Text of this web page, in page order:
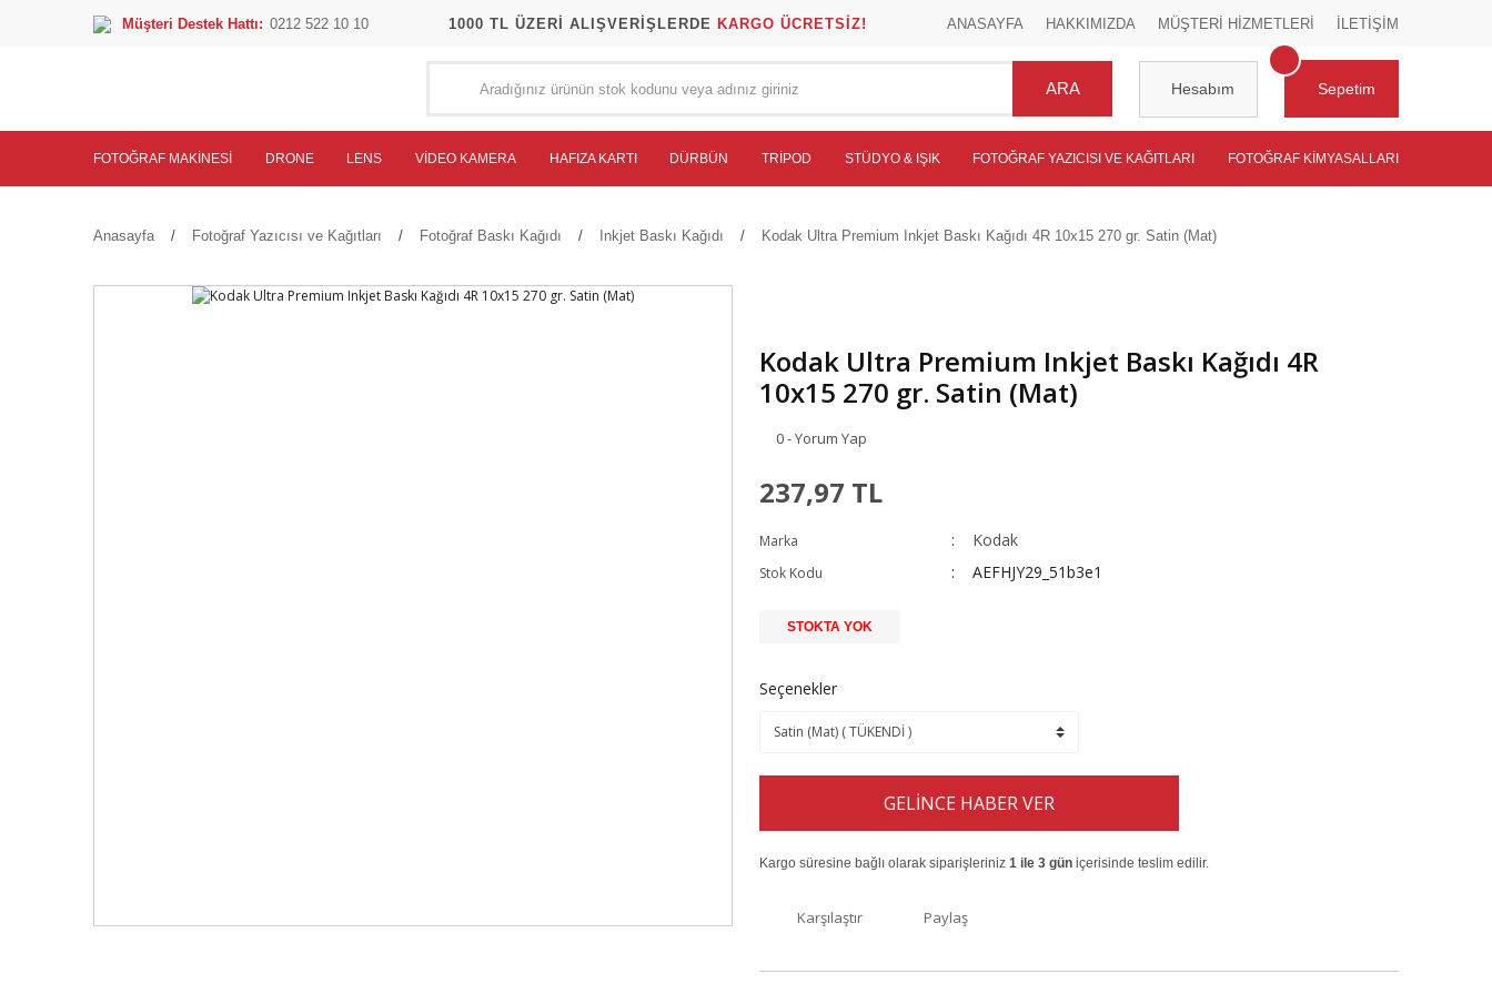
Müşteri Destek Hattı: 0212 522 10 10 1000 TL ÜZERİ ALIŞVERİŞLERDE KARGO ÜCRETSİZ! ANASAYFA HAKKIMIZDA MÜŞTERİ HİZMETLERİ İLETİŞİM
ARA Hesabım Sepetim
FOTOĞRAF MAKINESI DRONE LENS VIDEO KAMERA HAFIZA KARTI DÜRBÜN TRIPOD STÜDYO & IŞIK FOTOĞRAF YAZICISI VE KAĞITLARI FOTOĞRAF KIMYASALLARI
Anasayfa Fotoğraf Yazıcısı ve Kağıtları Fotoğraf Baskı Kağıdı Inkjet Baskı Kağıdı Kodak Ultra Premium Inkjet Baskı Kağıdı 4R 10x15 270 gr. Satin (Mat)
Kodak Ultra Premium Inkjet Baskı Kağıdı 4R
10x15 270 gr. Satin (Mat)
0 - Yorum Yap
237,97 TL
Marka Kodak
Stok Kodu AEFHJY29_51b3e1
STOKTA YOK
Seçenekler
GELİNCE HABER VER
Kargo süresine bağlı olarak siparişleriniz 1 ile 3 gün içerisinde teslim edilir.
Karşılaştır Paylaş